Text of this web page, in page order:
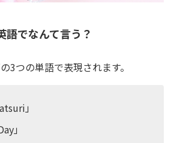
語でなんて言う？
3つの単語で表現されます。
」
」